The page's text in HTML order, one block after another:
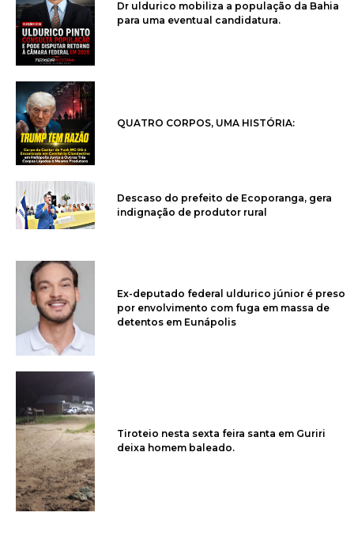
Dr uldurico mobiliza a população da Bahia
para uma eventual candidatura.
QUATRO CORPOS, UMA HISTÓRIA:
Descaso do prefeito de Ecoporanga, gera
indignação de produtor rural
Ex-deputado federal uldurico júnior é preso
por envolvimento com fuga em massa de
detentos em Eunápolis
Tiroteio nesta sexta feira santa em Guriri
deixa homem baleado.